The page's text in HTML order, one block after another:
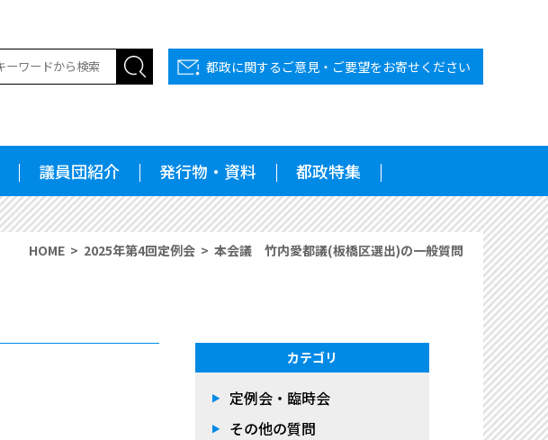
都政に関するご意見・ご要望をお寄せください
議員団紹介 発行物・資料 都政特集
HOME 2025年第4回定例会 本会議 竹内愛都議(板橋区選出)の一般質問
カテゴリ
定例会・臨時会
その他の質問